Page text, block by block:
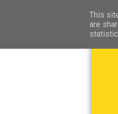
This
are